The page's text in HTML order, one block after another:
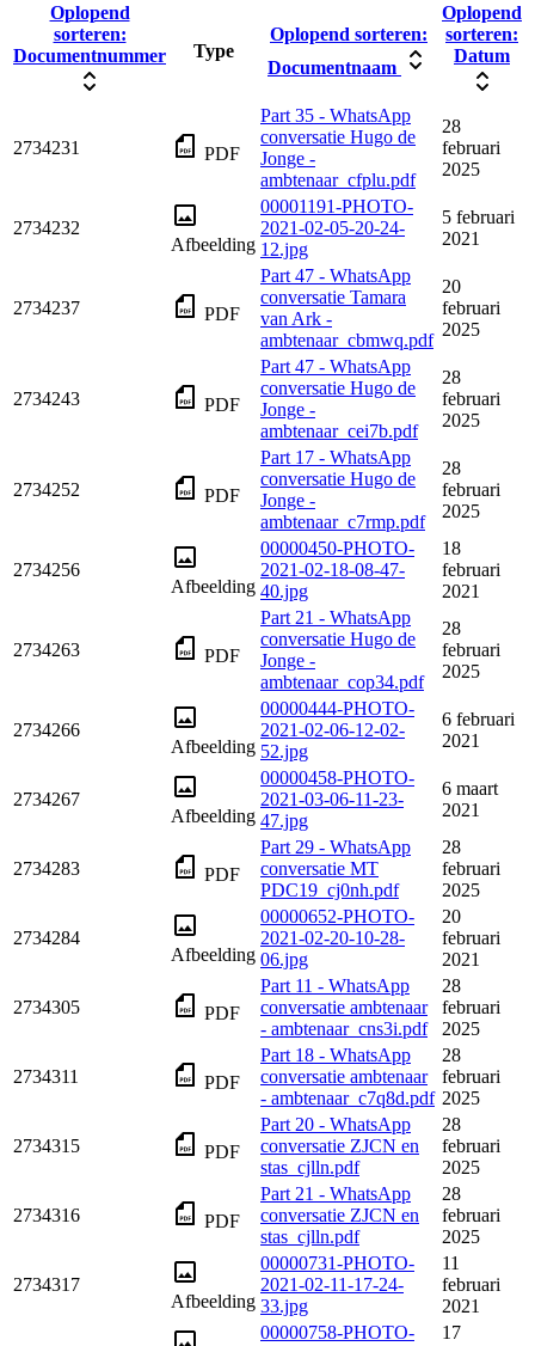
Oplopend
sorteren:
Documentnummer
Type
Oplopend sorteren:
Documentnaam
Oplopend
sorteren:
Datum
2734231 PDF
Part 35 - WhatsApp
conversatie Hugo de
Jonge -
ambtenaar_cfplu.pdf
28
februari
2025
2734232
Afbeelding
00001191-PHOTO-
2021-02-05-20-24-
12.jpg
5 februari
2021
2734237 PDF
Part 47 - WhatsApp
conversatie Tamara
van Ark -
ambtenaar_cbmwq.pdf
20
februari
2025
2734243 PDF
Part 47 - WhatsApp
conversatie Hugo de
Jonge -
ambtenaar_cei7b.pdf
28
februari
2025
2734252 PDF
Part 17 - WhatsApp
conversatie Hugo de
Jonge -
ambtenaar_c7rmp.pdf
28
februari
2025
2734256
Afbeelding
00000450-PHOTO-
2021-02-18-08-47-
40.jpg
18
februari
2021
2734263 PDF
Part 21 - WhatsApp
conversatie Hugo de
Jonge -
ambtenaar_cop34.pdf
28
februari
2025
2734266
Afbeelding
00000444-PHOTO-
2021-02-06-12-02-
52.jpg
6 februari
2021
2734267
Afbeelding
00000458-PHOTO-
2021-03-06-11-23-
47.jpg
6 maart
2021
2734283 PDF
Part 29 - WhatsApp
conversatie MT
PDC19_cj0nh.pdf
28
februari
2025
2734284
Afbeelding
00000652-PHOTO-
2021-02-20-10-28-
06.jpg
20
februari
2021
2734305 PDF
Part 11 - WhatsApp
conversatie ambtenaar
- ambtenaar_cns3i.pdf
28
februari
2025
2734311 PDF
Part 18 - WhatsApp
conversatie ambtenaar
- ambtenaar_c7q8d.pdf
28
februari
2025
2734315 PDF
Part 20 - WhatsApp
conversatie ZJCN en
stas_cjlln.pdf
28
februari
2025
2734316 PDF
Part 21 - WhatsApp
conversatie ZJCN en
stas_cjlln.pdf
28
februari
2025
2734317
Afbeelding
00000731-PHOTO-
2021-02-11-17-24-
33.jpg
11
februari
2021
00000758-PHOTO-
17